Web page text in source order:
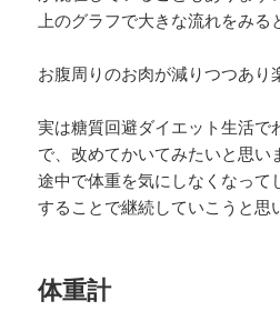
上のグラフで大きな流れをみる
お腹周りのお肉が減りつつあり
実は糖質回避ダイエット生活で
で、改めてかいてみたいと思い
途中で体重を気にしなくなって
することで継続していこうと思
体重計